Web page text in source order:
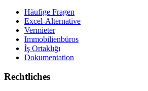
Häufige Fragen
Excel-Alternative
Vermieter
Immobilienbüros
İş Ortaklığı
Dokumentation
Rechtliches